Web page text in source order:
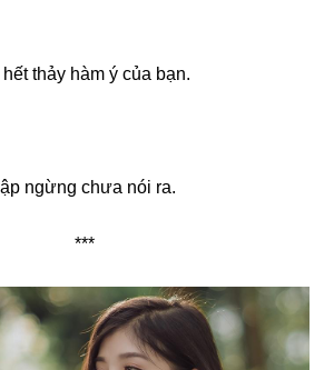
thảy hàm ý của bạn.
ngừng chưa nói ra.
***